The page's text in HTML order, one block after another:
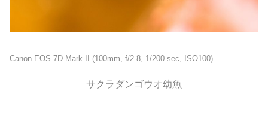
Canon EOS 7D Mark II (100mm, f/2.8, 1/200 sec, ISO100)
サクラダンゴウオ幼魚